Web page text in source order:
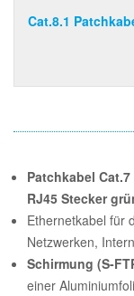
Cat.8.1
Patchkabel
RJ45 Stecker
Ethernetkabel für
Netzwerken,
Schirmung (S-
einer